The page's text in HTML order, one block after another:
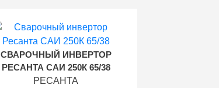
СВАРОЧНЫЙ ИНВЕРТОР
РЕСАНТА САИ 250К 65/38
РЕСАНТА